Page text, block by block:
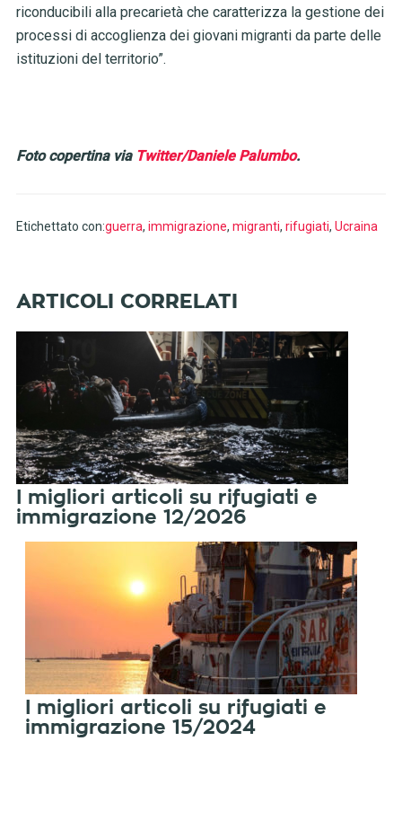
riconducibili alla precarietà che caratterizza la gestione dei
processi di accoglienza dei giovani migranti da parte delle
istituzioni del territorio”.
Foto copertina via Twitter/Daniele Palumbo.
Etichettato con:guerra, immigrazione, migranti, rifugiati, Ucraina
I migliori articoli su rifugiati e
immigrazione 12/2026
I migliori articoli su rifugiati e
immigrazione 15/2024